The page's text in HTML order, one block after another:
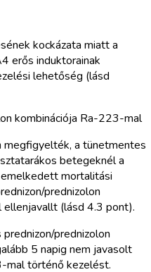
kockázata miatt a
erős induktorainak
lehetőség (lásd
kombinációja Ra-223-mal
megfigyelték, a tünetmentes
betegeknél a
mortalitási
prednizolon
(lásd 4.3 pont).
prednizolon
5 napig nem javasolt
mal történő kezelést.